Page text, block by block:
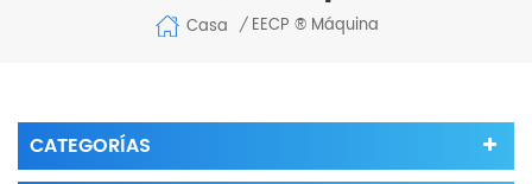
Casa / EECP ® Máquina
CATEGORÍAS